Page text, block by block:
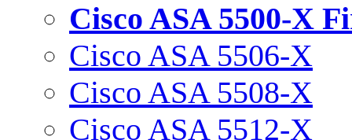
Cisco ASA 5500-X
Cisco ASA 5506-X
Cisco ASA 5508-X
Cisco ASA 5512-X